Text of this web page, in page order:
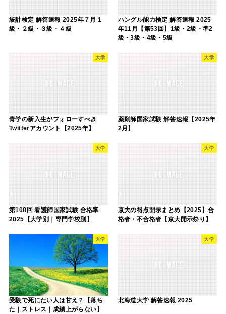
統計検定 解答速報 2025年７月 1
級・２級・３級・４級
ハングル能力検定 解答速報 2025
年11月【第53回】1級・2級・準2
級・3級・4級・5級
大学
青学の新入生がフォローすべき
Twitterアカウント【2025年】
大学
薬剤師国家試験 解答速報【2025年
2月】
大学
第108回 看護師国家試験 合格率
2025【大学別｜専門学校別】
大学
京大の得点開示まとめ【2025】合
格者・不合格者【京大開示祭り】
大学
受験で死にたい人は甘え？【落ち
た｜ストレス｜成績上がらない】
大学
北海道大学 解答速報 2025